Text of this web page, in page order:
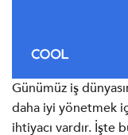
Günümüz iş
daha iyi yönetmek
ihtiyacı vardır. İşte